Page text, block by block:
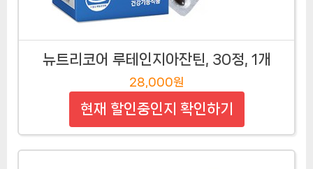
뉴트리코어 루테인지아잔틴, 30정, 1개
28,000원
현재 할인중인지 확인하기